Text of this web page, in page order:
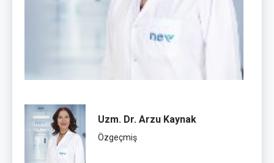
Uzm. Dr. Arzu Kaynak
Özgeçmiş